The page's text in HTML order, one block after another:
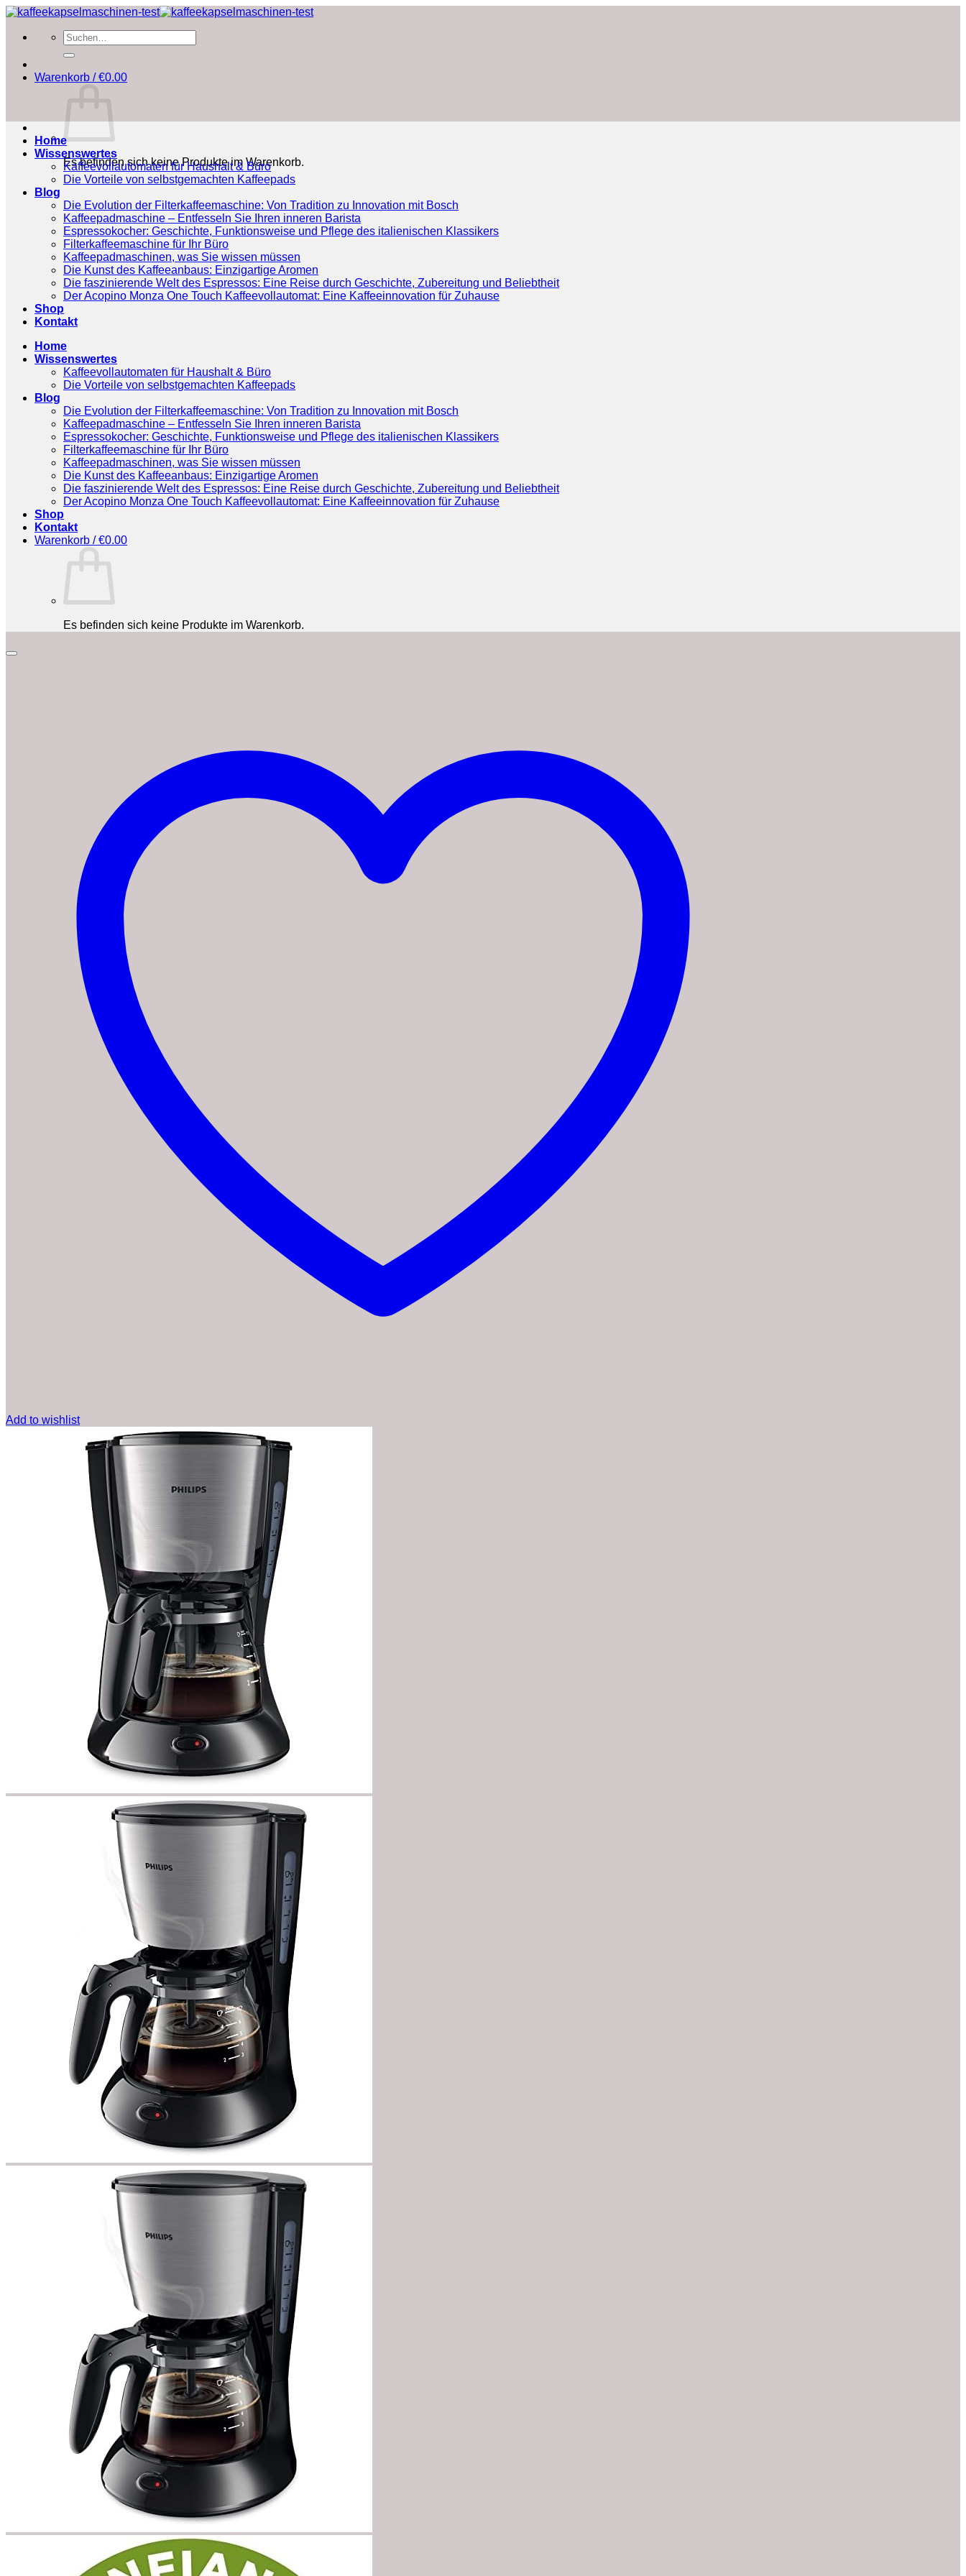
Zum
springen
Suchen
nach:
Warenkorb /€0.00
Es befinden sich keine Produkte im Warenkorb.
Home
Wissenswertes
Kaffeevollautomaten für Haushalt & Büro
Die Vorteile von selbstgemachten Kaffeepads
Blog
Die Evolution der Filterkaffeemaschine: Von Tradition zu Innovation mit Bosch
Kaffeepadmaschine – Entfesseln Sie Ihren inneren Barista
Espressokocher: Geschichte, Funktionsweise und Pflege des italienischen Klassikers
Filterkaffeemaschine für Ihr Büro
Kaffeepadmaschinen, was Sie wissen müssen
Die Kunst des Kaffeeanbaus: Einzigartige Aromen
Die faszinierende Welt des Espressos: Eine Reise durch Geschichte, Zubereitung und Beliebtheit
Der Acopino Monza One Touch Kaffeevollautomat: Eine Kaffeeinnovation für Zuhause
Shop
Kontakt
Home
Wissenswertes
Kaffeevollautomaten für Haushalt & Büro
Die Vorteile von selbstgemachten Kaffeepads
Blog
Die Evolution der Filterkaffeemaschine: Von Tradition zu Innovation mit Bosch
Kaffeepadmaschine – Entfesseln Sie Ihren inneren Barista
Espressokocher: Geschichte, Funktionsweise und Pflege des italienischen Klassikers
Filterkaffeemaschine für Ihr Büro
Kaffeepadmaschinen, was Sie wissen müssen
Die Kunst des Kaffeeanbaus: Einzigartige Aromen
Die faszinierende Welt des Espressos: Eine Reise durch Geschichte, Zubereitung und Beliebtheit
Der Acopino Monza One Touch Kaffeevollautomat: Eine Kaffeeinnovation für Zuhause
Shop
Kontakt
Warenkorb /€0.00
Es befinden sich keine Produkte im Warenkorb.
Add to wishlist